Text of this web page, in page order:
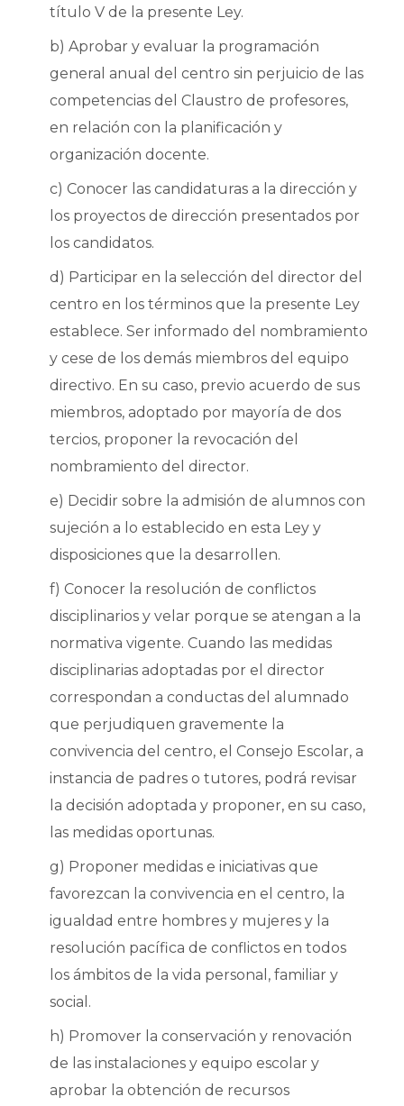
título V de la presente Ley.
b) Aprobar y evaluar la programación
general anual del centro sin perjuicio de las
competencias del Claustro de profesores,
en relación con la planificación y
organización docente.
c) Conocer las candidaturas a la dirección y
los proyectos de dirección presentados por
los candidatos.
d) Participar en la selección del director del
centro en los términos que la presente Ley
establece. Ser informado del nombramiento
y cese de los demás miembros del equipo
directivo. En su caso, previo acuerdo de sus
miembros, adoptado por mayoría de dos
tercios, proponer la revocación del
nombramiento del director.
e) Decidir sobre la admisión de alumnos con
sujeción a lo establecido en esta Ley y
disposiciones que la desarrollen.
f) Conocer la resolución de conflictos
disciplinarios y velar porque se atengan a la
normativa vigente. Cuando las medidas
disciplinarias adoptadas por el director
correspondan a conductas del alumnado
que perjudiquen gravemente la
convivencia del centro, el Consejo Escolar, a
instancia de padres o tutores, podrá revisar
la decisión adoptada y proponer, en su caso,
las medidas oportunas.
g) Proponer medidas e iniciativas que
favorezcan la convivencia en el centro, la
igualdad entre hombres y mujeres y la
resolución pacífica de conflictos en todos
los ámbitos de la vida personal, familiar y
social.
h) Promover la conservación y renovación
de las instalaciones y equipo escolar y
aprobar la obtención de recursos